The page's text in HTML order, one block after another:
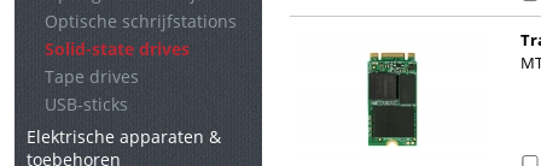
Optische schrijfstations
Solid-state drives
Tape drives
USB-sticks
Elektrische apparaten &
toebehoren